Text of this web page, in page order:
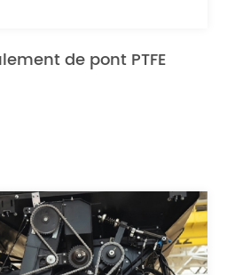
de pont PTFE